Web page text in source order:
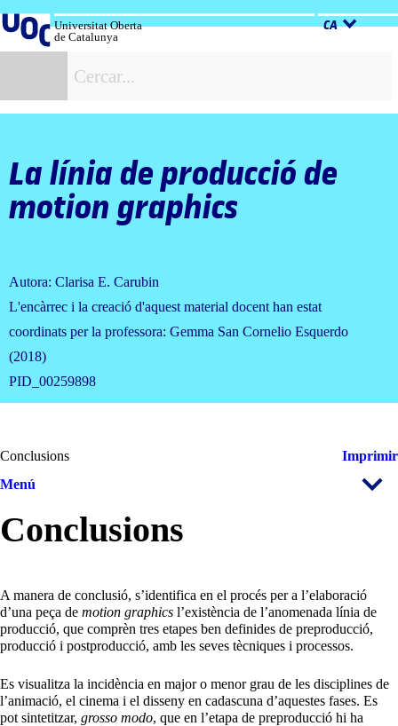
al
contingut
Universitat Oberta
de Catalunya
CA
La línia de producció de
motion graphics
Autora: Clarisa E. Carubin
L'encàrrec i la creació d'aquest material docent han estat
coordinats per la professora: Gemma San Cornelio Esquerdo
(2018)
PID_00259898
Conclusions
Imprimir
Menú
Conclusions
A manera de conclusió, s’identifica en el procés per a l’elaboració
d’una peça de motion graphics l’existència de l’anomenada línia de
producció, que comprèn tres etapes ben definides de preproducció,
producció i postproducció, amb les seves tècniques i processos.
Es visualitza la incidència en major o menor grau de les disciplines de
l’animació, el cinema i el disseny en cadascuna d’aquestes fases. Es
pot sintetitzar, grosso modo, que en l’etapa de preproducció hi ha